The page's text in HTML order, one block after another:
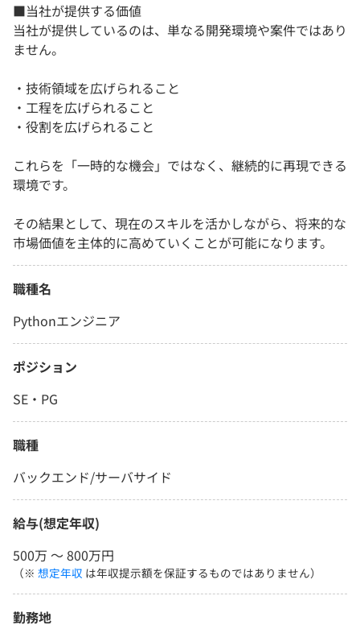
■当社が提供する価値
当社が提供しているのは、単なる開発環境や案件ではあり
ません。
・技術領域を広げられること
・工程を広げられること
・役割を広げられること
これらを「一時的な機会」ではなく、継続的に再現できる
環境です。
その結果として、現在のスキルを活かしながら、将来的な
市場価値を主体的に高めていくことが可能になります。
職種名
Pythonエンジニア
ポジション
SE・PG
職種
バックエンド/サーバサイド
給与(想定年収)
500万 〜 800万円
（※ 想定年収 は年収提示額を保証するものではありません）
勤務地